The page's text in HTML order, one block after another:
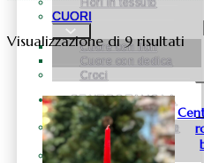
Fiori in tessuto
CUORI
Cuore con fiori
Cuore con dedica
Croci
CENTROTAVOLA
Centrotavola fiori e
pampas
Centrotavola fiori
Visualizzazione di 9 risultati